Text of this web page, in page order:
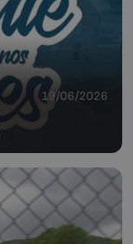
19/06/2026